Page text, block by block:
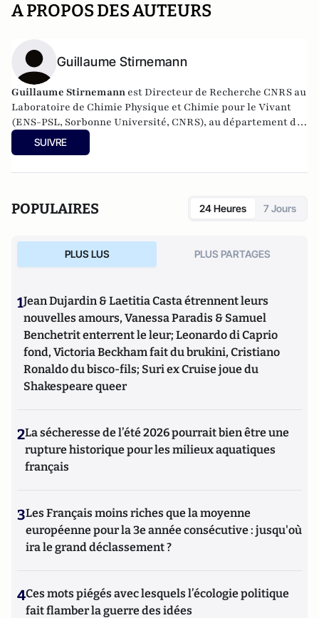
A PROPOS DES AUTEURS
Guillaume Stirnemann
Guillaume Stirnemann est Directeur de Recherche CNRS au
Laboratoire de Chimie Physique et Chimie pour le Vivant
(ENS-PSL, Sorbonne Université, CNRS), au département de
chimie de l’École Normale Supérieure - PSL. Il est
spécialiste de chimie théorique et utilise des outils de la
intérêt pour les phénomènes autour de l’hypothèse du
SUIVRE
POPULAIRES 24 Heures 7 Jours
PLUS LUS PLUS PARTAGES
1Jean Dujardin & Laetitia Casta étrennent leurs
nouvelles amours, Vanessa Paradis & Samuel
Benchetrit enterrent le leur; Leonardo di Caprio
fond, Victoria Beckham fait du brukini, Cristiano
Ronaldo du bisco-fils; Suri ex Cruise joue du
Shakespeare queer
2La sécheresse de l’été 2026 pourrait bien être une
rupture historique pour les milieux aquatiques
français
3Les Français moins riches que la moyenne
européenne pour la 3e année consécutive : jusqu'où
ira le grand déclassement ?
4Ces mots piégés avec lesquels l’écologie politique
fait flamber la guerre des idées